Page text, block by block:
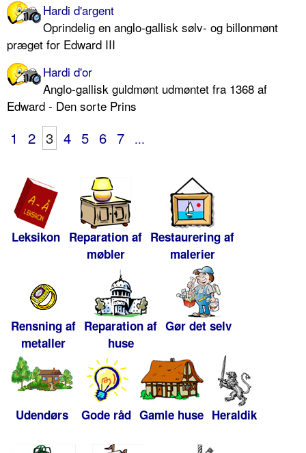
Hardi d'argent
Oprindelig en anglo-gallisk sølv- og billonmønt
præget for Edward III
Hardi d'or
Anglo-gallisk guldmønt udmøntet fra 1368 af
Edward - Den sorte Prins
1 2 3 4 5 6 7 ...
Leksikon Reparation af
møbler
Restaurering af
malerier
Rensning af
metaller
Reparation af
huse
Gør det selv
Udendørs Gode råd Gamle huse Heraldik